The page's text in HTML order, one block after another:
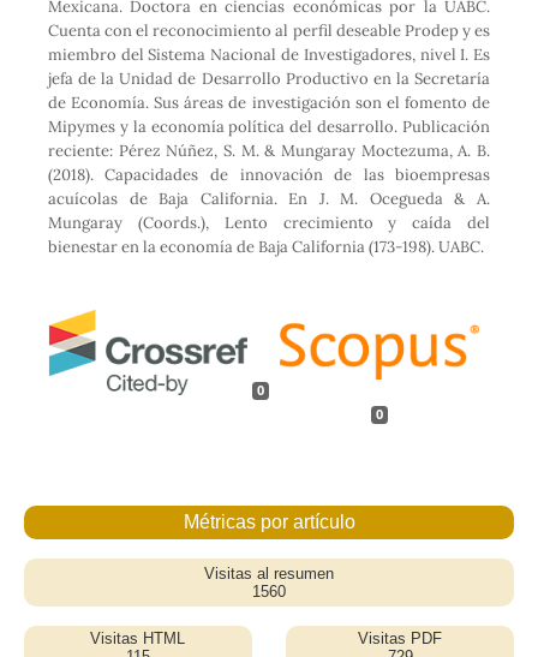
Mexicana. Doctora en ciencias económicas por la UABC.
Cuenta con el reconocimiento al perfil deseable Prodep y es
miembro del Sistema Nacional de Investigadores, nivel I. Es
jefa de la Unidad de Desarrollo Productivo en la Secretaría
de Economía. Sus áreas de investigación son el fomento de
Mipymes y la economía política del desarrollo. Publicación
reciente: Pérez Núñez, S. M. & Mungaray Moctezuma, A. B.
(2018). Capacidades de innovación de las bioempresas
acuícolas de Baja California. En J. M. Ocegueda & A.
Mungaray (Coords.), Lento crecimiento y caída del
bienestar en la economía de Baja California (173-198). UABC.
0
0